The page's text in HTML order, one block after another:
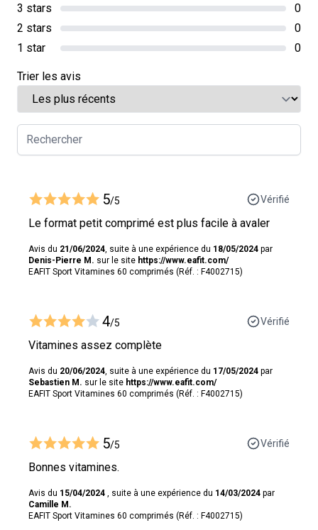
3 stars
0
2 stars
0
1 star
0
Trier les avis
5/5 Vérifié
Le format petit comprimé est plus facile à avaler
Avis du 21/06/2024 , suite à une expérience du 18/05/2024 par
Denis-Pierre M. sur le site https://www.eafit.com/
EAFIT Sport Vitamines 60 comprimés (Réf. : F4002715)
4/5 Vérifié
Vitamines assez complète
Avis du 20/06/2024 , suite à une expérience du 17/05/2024 par
Sebastien M. sur le site https://www.eafit.com/
EAFIT Sport Vitamines 60 comprimés (Réf. : F4002715)
5/5 Vérifié
Bonnes vitamines.
Avis du 15/04/2024 , suite à une expérience du 14/03/2024 par
Camille M.
EAFIT Sport Vitamines 60 comprimés (Réf. : F4002715)